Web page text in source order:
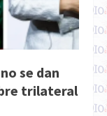
se dan
trilateral